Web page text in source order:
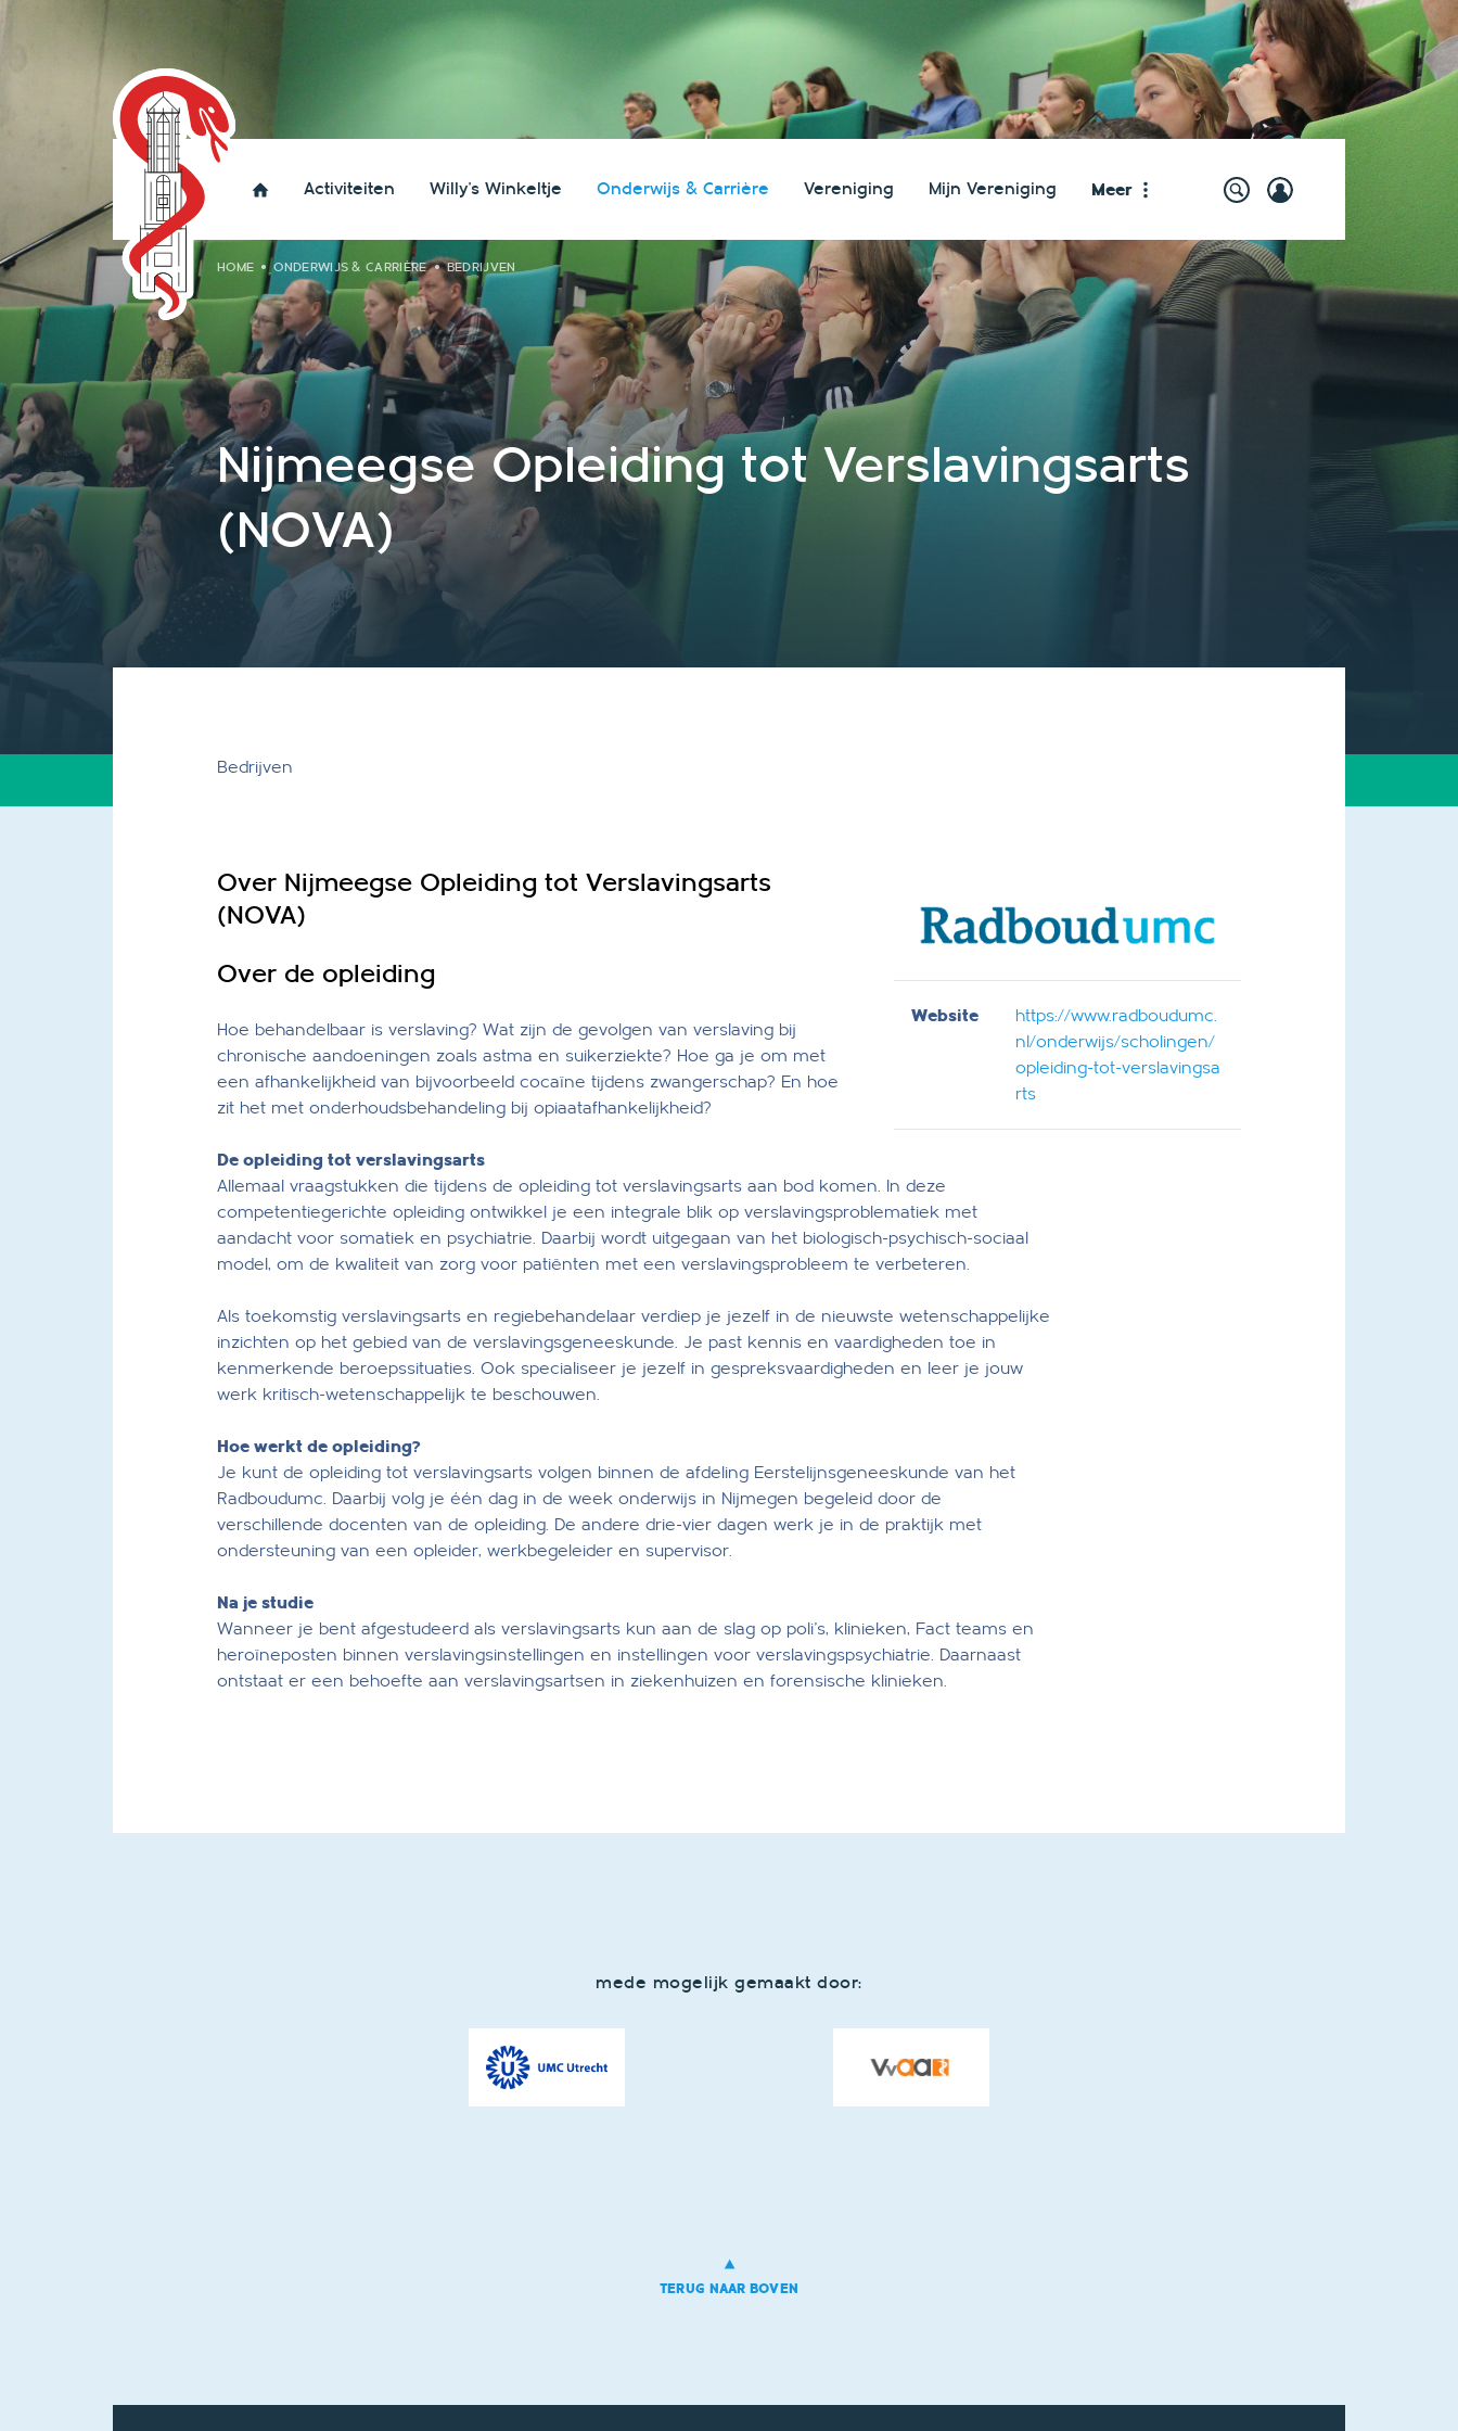
Activiteiten Willy's Winkeltje Onderwijs & Carrière Vereniging Mijn Vereniging Meer
search
HOME ONDERWIJS & CARRIÈRE BEDRIJVEN
Nijmeegse Opleiding tot Verslavingsarts
(NOVA)
Bedrijven
Website
https://www.radboudumc.
nl/onderwijs/scholingen/
opleiding-tot-verslavingsa
rts
Over Nijmeegse Opleiding tot Verslavingsarts
(NOVA)
Over de opleiding
Hoe behandelbaar is verslaving? Wat zijn de gevolgen van verslaving bij
chronische aandoeningen zoals astma en suikerziekte? Hoe ga je om met
een afhankelijkheid van bijvoorbeeld cocaïne tijdens zwangerschap? En hoe
zit het met onderhoudsbehandeling bij opiaatafhankelijkheid?
De opleiding tot verslavingsarts
Allemaal vraagstukken die tijdens de opleiding tot verslavingsarts aan bod komen. In deze
competentiegerichte opleiding ontwikkel je een integrale blik op verslavingsproblematiek met
aandacht voor somatiek en psychiatrie. Daarbij wordt uitgegaan van het biologisch-psychisch-sociaal
model, om de kwaliteit van zorg voor patiënten met een verslavingsprobleem te verbeteren.
Als toekomstig verslavingsarts en regiebehandelaar verdiep je jezelf in de nieuwste wetenschappelijke
inzichten op het gebied van de verslavingsgeneeskunde. Je past kennis en vaardigheden toe in
kenmerkende beroepssituaties. Ook specialiseer je jezelf in gespreksvaardigheden en leer je jouw
werk kritisch-wetenschappelijk te beschouwen.
Hoe werkt de opleiding?
Je kunt de opleiding tot verslavingsarts volgen binnen de afdeling Eerstelijnsgeneeskunde van het
Radboudumc. Daarbij volg je één dag in de week onderwijs in Nijmegen begeleid door de
verschillende docenten van de opleiding. De andere drie-vier dagen werk je in de praktijk met
ondersteuning van een opleider, werkbegeleider en supervisor.
Na je studie
Wanneer je bent afgestudeerd als verslavingsarts kun aan de slag op poli’s, klinieken, Fact teams en
heroïneposten binnen verslavingsinstellingen en instellingen voor verslavingspsychiatrie. Daarnaast
ontstaat er een behoefte aan verslavingsartsen in ziekenhuizen en forensische klinieken.
mede mogelijk gemaakt door:
TERUG NAAR BOVEN